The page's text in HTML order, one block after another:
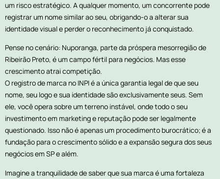
um risco estratégico. A qualquer momento, um concorrente pode
registrar um nome similar ao seu, obrigando-o a alterar sua
identidade visual e perder o reconhecimento já conquistado.
Pense no cenário: Nuporanga, parte da próspera mesorregião de
Ribeirão Preto, é um campo fértil para negócios. Mas esse
crescimento atrai competição.
O registro de marca no INPI é a única garantia legal de que seu
nome, seu logo e sua identidade são exclusivamente seus. Sem
ele, você opera sobre um terreno instável, onde todo o seu
investimento em marketing e reputação pode ser legalmente
questionado. Isso não é apenas um procedimento burocrático; é a
fundação para o crescimento sólido e a expansão segura dos seus
negócios em SP e além.
Imagine a tranquilidade de saber que sua marca é uma fortaleza